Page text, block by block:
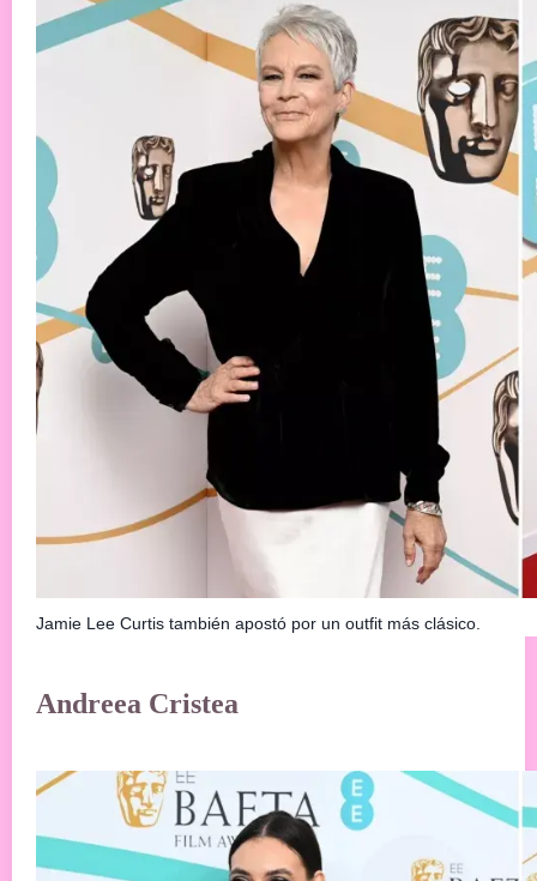
Jamie Lee Curtis también apostó por un outfit más clásico.
Andreea Cristea